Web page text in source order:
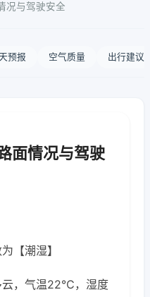
况与驾驶安全
预报 空气质量 出行建议
面情况与驾驶
【潮湿】
云，气温22℃，湿度